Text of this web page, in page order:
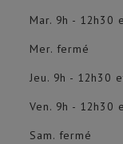
Mar. 9h - 12h30
Mer. fermé
Jeu. 9h - 12h30
Ven. 9h - 12h30
Sam. fermé